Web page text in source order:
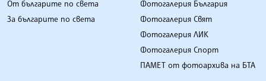
От българите по света
За българите по света
Фотогалерия България
Фотогалерия Свят
Фотогалерия ЛИК
Фотогалерия Спорт
ПАМЕТ от фотоархива на БТА